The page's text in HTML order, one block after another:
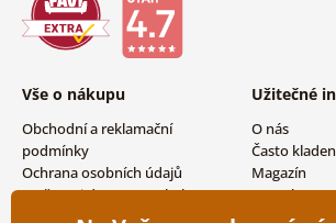
Vše o nákupu
Obchodní a reklamační
podmínky
Ochrana osobních údajů
Možnosti dopravy a platby
Vrácení zboží
Užitečné
O nás
Často
Magazín
Kontakty